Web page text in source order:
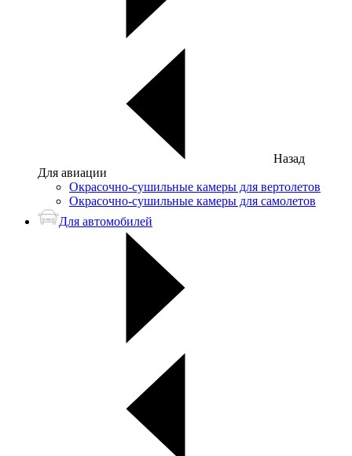
Назад
Для авиации
Окрасочно-сушильные камеры для вертолетов
Окрасочно-сушильные камеры для самолетов
Для автомобилей